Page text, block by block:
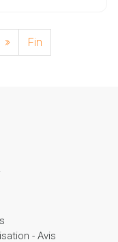
» Fin
- Avis